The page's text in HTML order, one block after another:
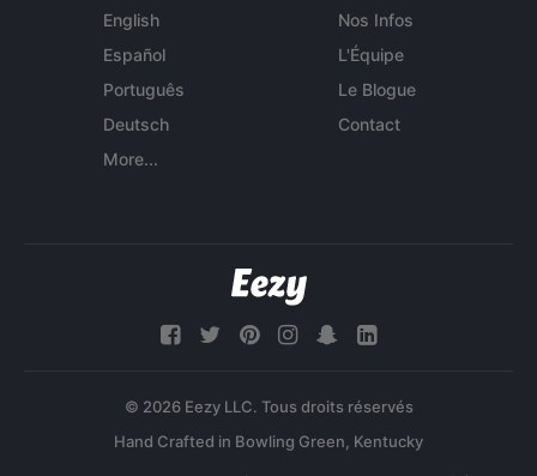
English
Español
Português
Deutsch
More...
Nos Infos
L'Équipe
Le Blogue
Contact
© 2026 Eezy LLC. Tous droits réservés